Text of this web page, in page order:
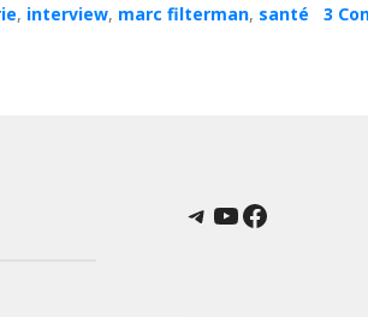
, interview, marc filterman, santé 3
Telegram
YouTube
Facebook